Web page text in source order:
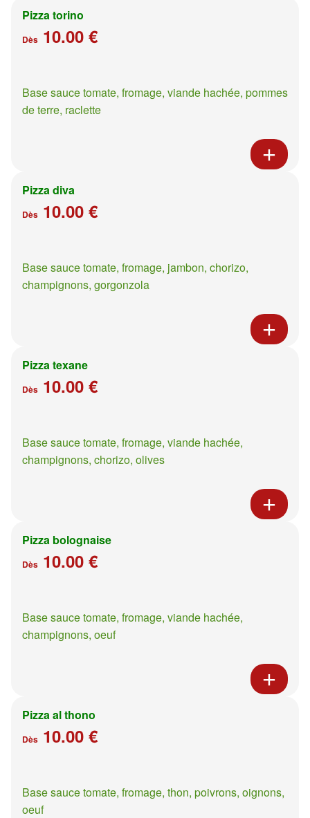
Pizza torino
Dès 10.00 €
Base sauce tomate, fromage, viande hachée, pommes
de terre, raclette
Pizza diva
Dès 10.00 €
Base sauce tomate, fromage, jambon, chorizo,
champignons, gorgonzola
Pizza texane
Dès 10.00 €
Base sauce tomate, fromage, viande hachée,
champignons, chorizo, olives
Pizza bolognaise
Dès 10.00 €
Base sauce tomate, fromage, viande hachée,
champignons, oeuf
Pizza al thono
Dès 10.00 €
Base sauce tomate, fromage, thon, poivrons, oignons,
oeuf